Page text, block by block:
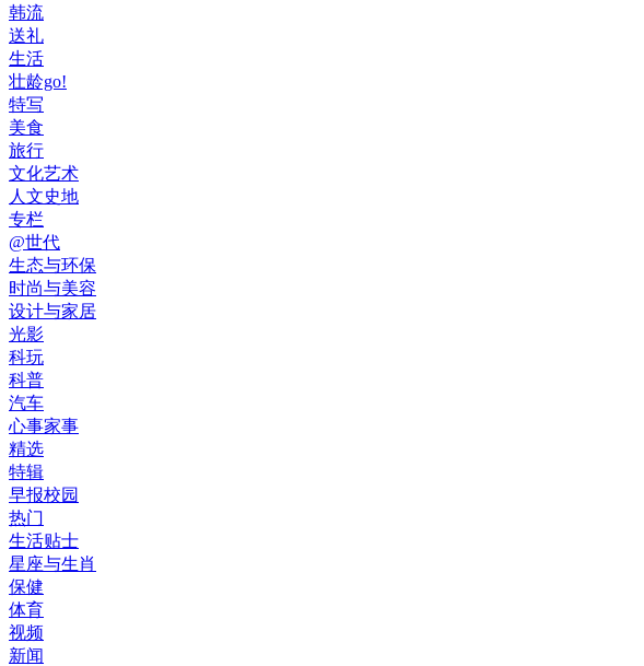
韩流
送礼
生活
壮龄go!
特写
美食
旅行
文化艺术
人文史地
专栏
@世代
生态与环保
时尚与美容
设计与家居
光影
科玩
科普
汽车
心事家事
精选
特辑
早报校园
热门
生活贴士
星座与生肖
保健
体育
视频
新闻